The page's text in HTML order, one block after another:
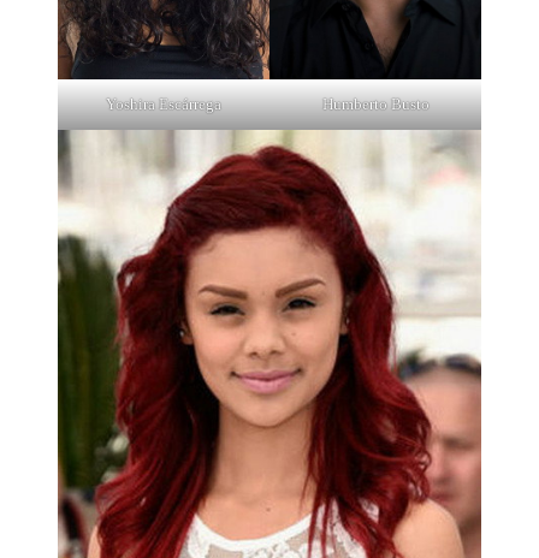
Yoshira Escárrega Humberto Busto